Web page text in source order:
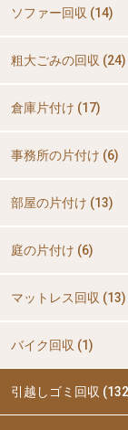
ソファー回収 (14)
粗大ごみの回収 (24)
倉庫片付け (17)
事務所の片付け (6)
部屋の片付け (13)
庭の片付け (6)
マットレス回収 (13)
バイク回収 (1)
引越しゴミ回収